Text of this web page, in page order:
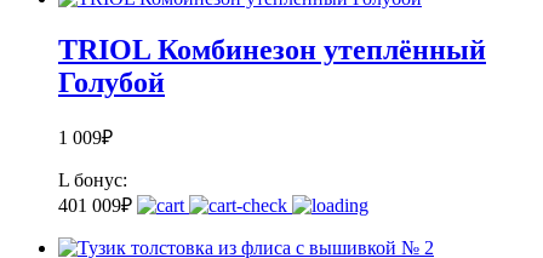
TRIOL Комбинезон утеплённый
Голубой
1 009₽
L бонус:
401 009₽